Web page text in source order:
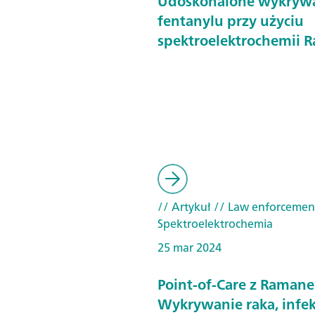
fentanylu przy użyciu
spektroelektrochemii
// Artykuł// Law
Spektroelektrochemia
25 mar 2024
Point-of-Care z
Wykrywanie raka,